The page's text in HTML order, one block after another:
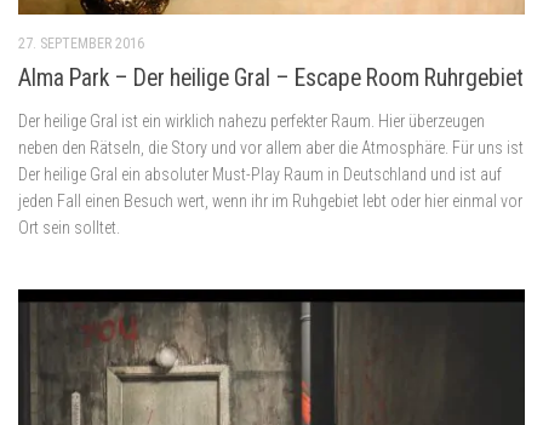
27. SEPTEMBER 2016
Alma Park – Der heilige Gral – Escape Room Ruhrgebiet
Der heilige Gral ist ein wirklich nahezu perfekter Raum. Hier überzeugen
neben den Rätseln, die Story und vor allem aber die Atmosphäre. Für uns ist
Der heilige Gral ein absoluter Must-Play Raum in Deutschland und ist auf
jeden Fall einen Besuch wert, wenn ihr im Ruhgebiet lebt oder hier einmal vor
Ort sein solltet.